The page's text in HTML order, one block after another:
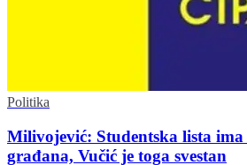
Politika
Milivojević: Studentska lista ima
građana, Vučić je toga svestan